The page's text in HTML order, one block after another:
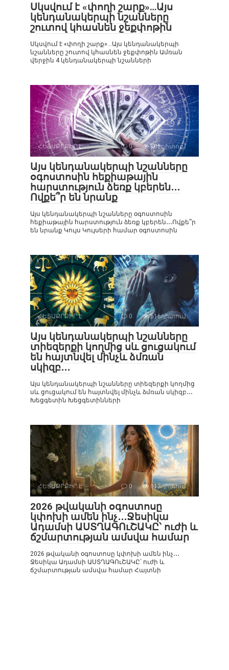
Սկսվում է «փողի շարք»…Այս
կենդանակերպի նշանները
շուտով կհասնեն ջեքփոթին
Սկսվում է «փողի շարք»…Այս կենդանակերպի
նշանները շուտով կհասնեն ջեքփոթին Ամռան
վերջին 4 կենդանակերպի նշանների
ՀԵՏԱՔՐՔԻՐ Է 0 808դիտում
Այս կենդանակերպի նշանները
օգոստոսին հեքիաթային
հարստություն ձեռք կբերեն․․․
Ովքե՞ր են նրանք
Այս կենդանակերպի նշանները օգոստոսին
հեքիաթային հարստություն ձեռք կբերեն․․․Ովքե՞ր
են նրանք Կույս Կույսերի համար օգոստոսին
ՀԵՏԱՔՐՔԻՐ Է 0 516դիտում
Այս կենդանակերպի նշանները
տիեզերքի կողմից սև ցուցակում
են հայտնվել մինչև ձմռան
սկիզբ․․․
Այս կենդանակերպի նշանները տիեզերքի կողմից
սև ցուցակում են հայտնվել մինչև ձմռան սկիզբ․․․
Խեցգետին Խեցգետինների
ՀԵՏԱՔՐՔԻՐ Է 0 613դիտում
2026 թվականի օգոստոսը
կփոխի ամեն ինչ․․․Ջեսիկա
Ադամսի ԱՍՏՂԱԳՈւՇԱԿԸ՝ ուժի և
ճշմարտության ամսվա համար
2026 թվականի օգոստոսը կփոխի ամեն ինչ․․․
Ջեսիկա Ադամսի ԱՍՏՂԱԳՈւՇԱԿԸ՝ ուժի և
ճշմարտության ամսվա համար Հայտնի